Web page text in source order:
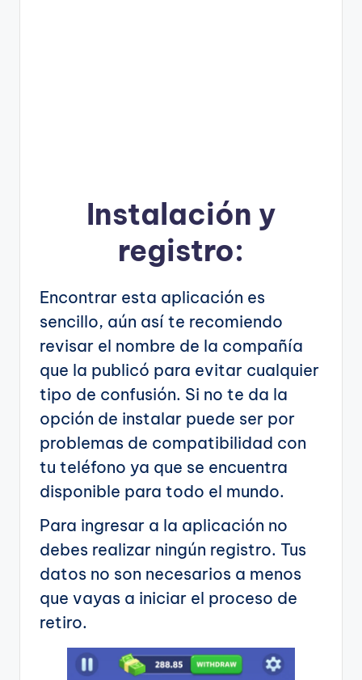
Instalación y
registro:
Encontrar esta aplicación es
sencillo, aún así te recomiendo
revisar el nombre de la compañía
que la publicó para evitar cualquier
tipo de confusión. Si no te da la
opción de instalar puede ser por
problemas de compatibilidad con
tu teléfono ya que se encuentra
disponible para todo el mundo.
Para ingresar a la aplicación no
debes realizar ningún registro. Tus
datos no son necesarios a menos
que vayas a iniciar el proceso de
retiro.